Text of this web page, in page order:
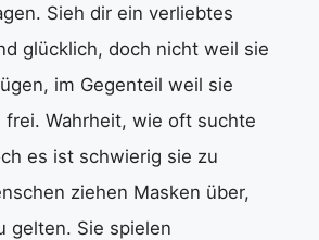
Sieh dir ein verliebtes
glücklich, doch nicht weil sie
im Gegenteil weil sie
Wahrheit, wie oft suchte
es ist schwierig sie zu
ziehen Masken über,
gelten. Sie spielen